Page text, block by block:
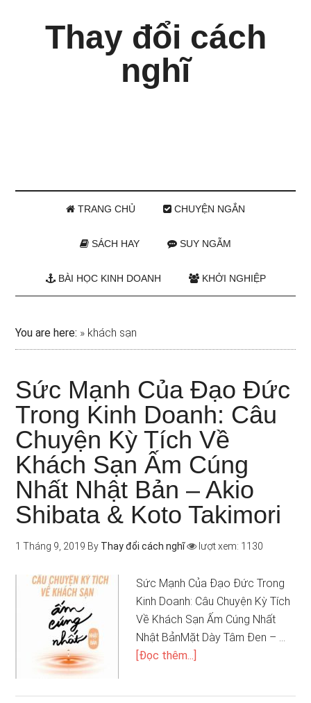
Thay đổi cách
nghĩ
TRANG CHỦ CHUYỆN NGẮN
SÁCH HAY SUY NGẪM
BÀI HỌC KINH DOANH KHỞI NGHIỆP
You are here: » khách sạn
Sức Mạnh Của Đạo Đức
Trong Kinh Doanh: Câu
Chuyện Kỳ Tích Về
Khách Sạn Ấm Cúng
Nhất Nhật Bản – Akio
Shibata & Koto Takimori
1 Tháng 9, 2019 By Thay đổi cách nghĩ lượt xem: 1130
Sức Mạnh Của Đạo Đức Trong
Kinh Doanh: Câu Chuyện Kỳ Tích
Về Khách Sạn Ấm Cúng Nhất
Nhật BảnMặt Dày Tâm Đen – …
[Đọc thêm...]